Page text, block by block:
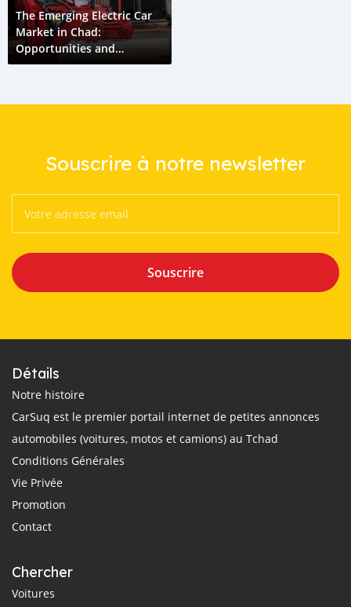
The Emerging Electric Car
Market in Chad:
Opportunities and
Challenges
Souscrire à notre newsletter
Souscrire
Détails
Notre histoire
CarSuq est le premier portail internet de petites annonces
automobiles (voitures, motos et camions) au Tchad
Conditions Générales
Vie Privée
Promotion
Contact
Chercher
Voitures